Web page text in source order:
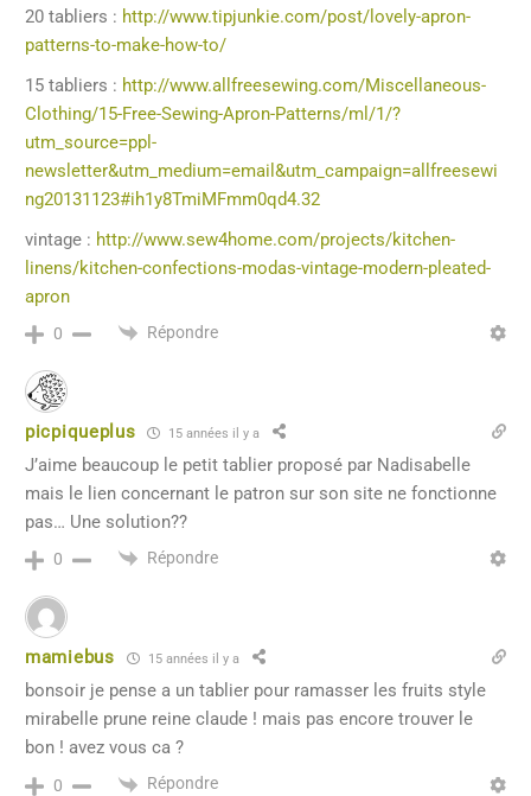
20 tabliers : http://www.tipjunkie.com/post/lovely-apron-
patterns-to-make-how-to/
15 tabliers : http://www.allfreesewing.com/Miscellaneous-
Clothing/15-Free-Sewing-Apron-Patterns/ml/1/?
utm_source=ppl-
newsletter&utm_medium=email&utm_campaign=allfreesewi
ng20131123#ih1y8TmiMFmm0qd4.32
vintage : http://www.sew4home.com/projects/kitchen-
linens/kitchen-confections-modas-vintage-modern-pleated-
apron
0 Répondre
picpiqueplus 15 années il y a
J’aime beaucoup le petit tablier proposé par Nadisabelle
mais le lien concernant le patron sur son site ne fonctionne
pas… Une solution??
0 Répondre
mamiebus 15 années il y a
bonsoir je pense a un tablier pour ramasser les fruits style
mirabelle prune reine claude ! mais pas encore trouver le
bon ! avez vous ca ?
0 Répondre